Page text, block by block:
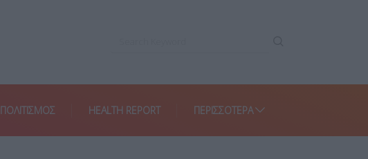
ΠΟΛΙΤΙΣΜΟΣ HEALTH REPORT ΠΕΡΙΣΣΌΤΕΡΑ